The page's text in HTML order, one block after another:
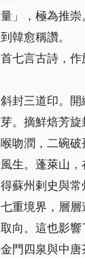
」，極為推
韓愈稱讚。
七言古詩，
三道印。
。摘鮮焙芳
吻潤，二碗
生。蓬萊山
蘇州剌史與常
境界，層
。這也影
四泉與中